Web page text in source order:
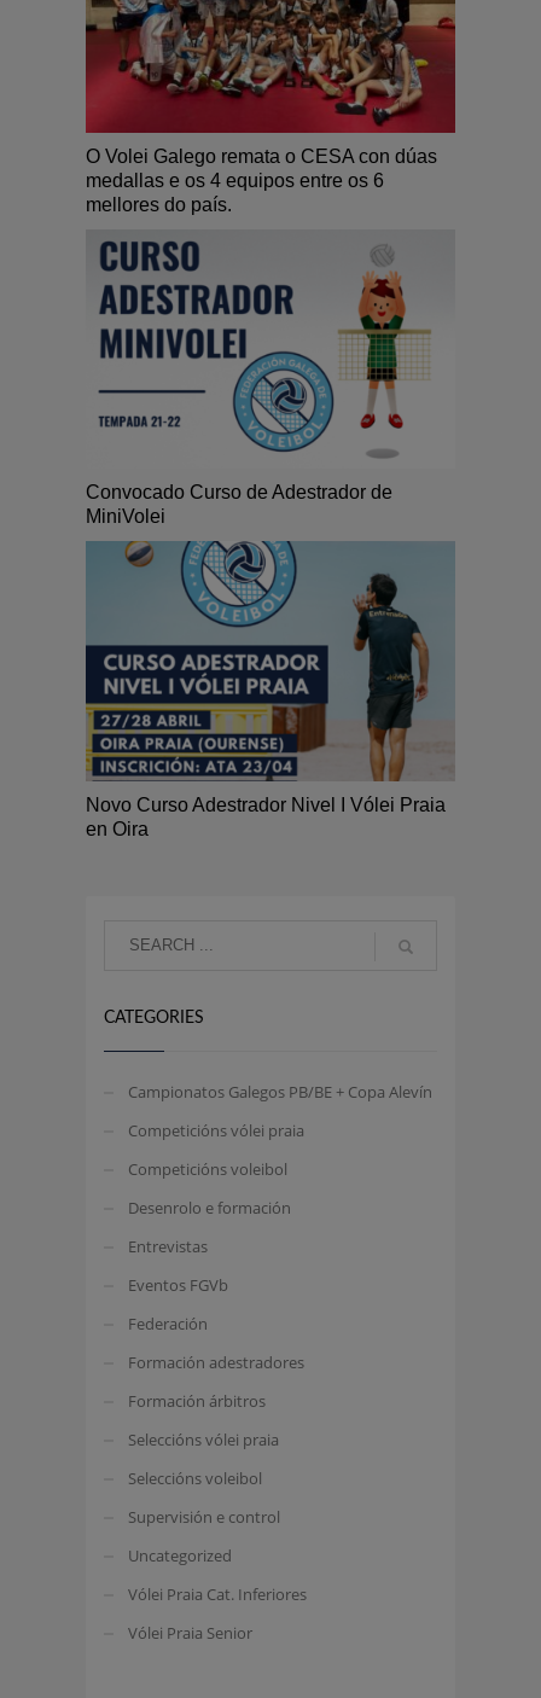
O Volei Galego remata o CESA con dúas
medallas e os 4 equipos entre os 6
mellores do país.
Convocado Curso de Adestrador de
MiniVolei
Novo Curso Adestrador Nivel I Vólei Praia
en Oira
CATEGORIES
Campionatos Galegos PB/BE + Copa Alevín
Competicións vólei praia
Competicións voleibol
Desenrolo e formación
Entrevistas
Eventos FGVb
Federación
Formación adestradores
Formación árbitros
Seleccións vólei praia
Seleccións voleibol
Supervisión e control
Uncategorized
Vólei Praia Cat. Inferiores
Vólei Praia Senior